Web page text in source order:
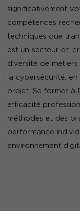
significativement
compétences
techniques que
est un secteur en
diversité de
la cybersécurité,
projet. Se former à
efficacité
méthodes et des
performance
environnement